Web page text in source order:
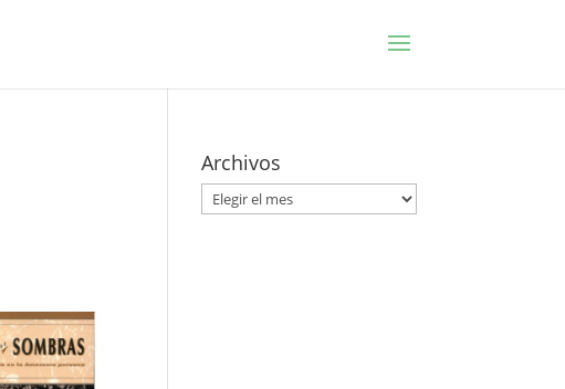
Archivos
Archivos